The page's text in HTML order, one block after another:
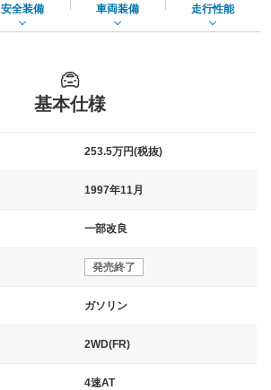
安全装備 車両装備 走行性能
基本仕様
253.5万円(税抜)
1997年11月
一部改良
発売終了
ガソリン
2WD(FR)
4速AT